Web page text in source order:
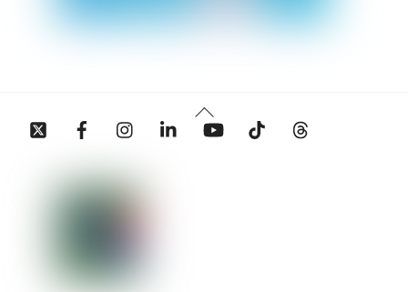
Back
To
Twitter Facebook InstagramLinkedin YouTube Tiktok